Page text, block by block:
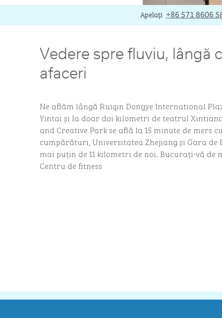
Apelați
Apelare +86 571 8606
Vedere spre fluviu, lângă
afaceri
Ne aflăm lângă Ruiqin Dongye International
Yintai și la doar doi kilometri de teatrul
and Creative Park se află la 15 minute de mers
cumpărături, Universitatea Zhejiang și Gara de
mai puțin de 11 kilometri de noi. Bucurați-vă de
Centru de fitness